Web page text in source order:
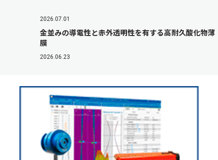
2026.07.01
金並みの導電性と赤外透明性を有する高耐久酸化物薄
膜
2026.06.23